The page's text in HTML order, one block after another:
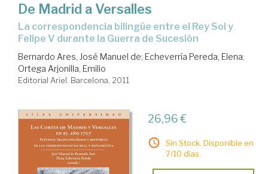
De Madrid a Versalles
la correspondencia bilingüe entre el Rey Sol y
Felipe V durante la Guerra de Sucesión
Bernardo Ares, José Manuel de; Echeverría Pereda, Elena;
Ortega Arjonilla, Emilio
Editorial Ariel. Barcelona, 2011
26,96 €
Sin Stock. Disponible en
7/10 días.